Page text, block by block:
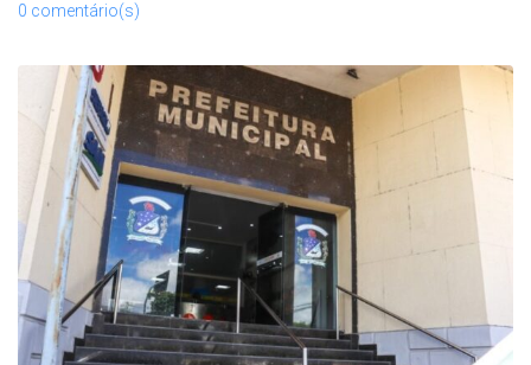
0 comentário(s)